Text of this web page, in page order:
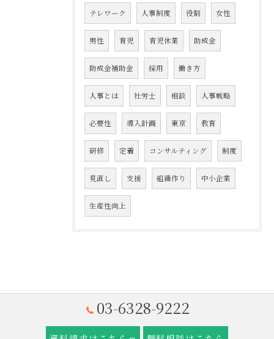
テレワーク 人事制度 役割 女性
男性 育児 育児休業 助成金
助成金補助金 採用 働き方
人事とは 社労士 相談 人事戦略
必要性 導入計画 東京 教育
研修 定着 コンサルティング 制度
見直し 支援 組織作り 中小企業
生産性向上
03-6328-9222